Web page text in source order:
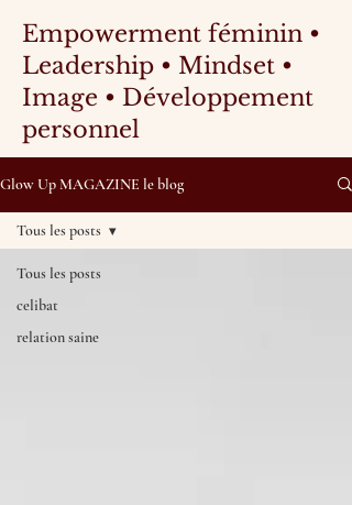
Empowerment féminin •
Leadership • Mindset •
Image • Développement
personnel
Glow Up MAGAZINE le blog
Tous les posts
celibat
relation saine
Tous les posts